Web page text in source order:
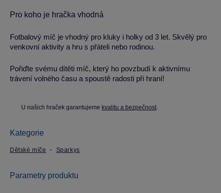
Pro koho je hračka vhodná
Fotbalový míč je vhodný pro kluky i holky od 3 let. Skvělý pro
venkovní aktivity a hru s přáteli nebo rodinou.
Pořiďte svému dítěti míč, který ho povzbudí k aktivnímu
trávení volného času a spoustě radosti při hraní!
U našich hraček garantujeme kvalitu a bezpečnost.
Kategorie
Dětské míče Sparkys
Parametry produktu